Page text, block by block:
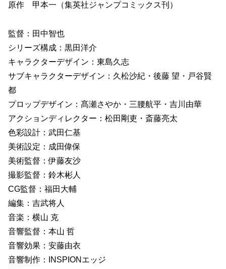
原作 甲本一（集英社ジャンプコミックス刊）
監督：田中智也
シリーズ構成：黒田洋介
キャラクターデザイン：東島久志
サブキャラクターデザイン：久松沙紀・後藤 望・戸谷賢
都
プロップデザイン：髙瀬さやか・三腰航平・吉川由華
アクションディレクター：松田剛吏・斎藤亮太
色彩設計：武田仁基
美術設定：成田偉保
美術監督：伊藤友沙
撮影監督：鈴木彬人
CG監督：福田大輔
編集：吉武将人
音楽：横山 克
音響監督：本山 哲
音響効果：安藤由衣
音響制作：INSPIONエッジ